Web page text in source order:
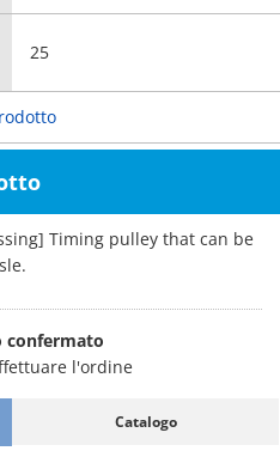
25
Timing pulley that can be
confermato
l'ordine
Catalogo